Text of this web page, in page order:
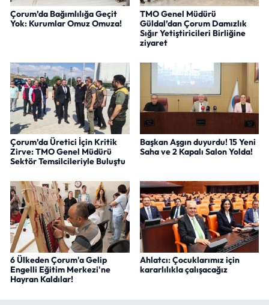
Çorum’da Bağımlılığa Geçit
Yok: Kurumlar Omuz Omuza!
TMO Genel Müdürü
Güldal’dan Çorum Damızlık
Sığır Yetiştiricileri Birliğine
ziyaret
Çorum’da Üretici İçin Kritik
Zirve: TMO Genel Müdürü
Sektör Temsilcileriyle Buluştu
Başkan Aşgın duyurdu! 15 Yeni
Saha ve 2 Kapalı Salon Yolda!
6 Ülkeden Çorum'a Gelip
Engelli Eğitim Merkezi'ne
Hayran Kaldılar!
Ahlatcı: Çocuklarımız için
kararlılıkla çalışacağız